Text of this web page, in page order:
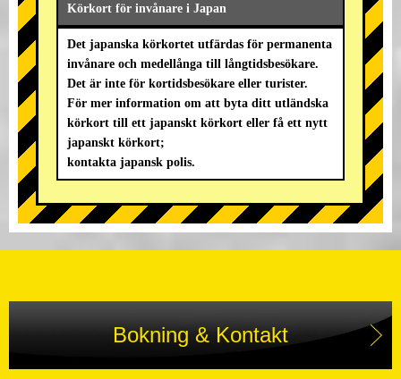
Körkort för invånare i Japan
Det japanska körkortet utfärdas för permanenta
invånare och medellånga till långtidsbesökare.
Det är inte för kortidsbesökare eller turister.
För mer information om att byta ditt utländska
körkort till ett japanskt körkort eller få ett nytt
japanskt körkort;
kontakta japansk polis.
Bokning & Kontakt